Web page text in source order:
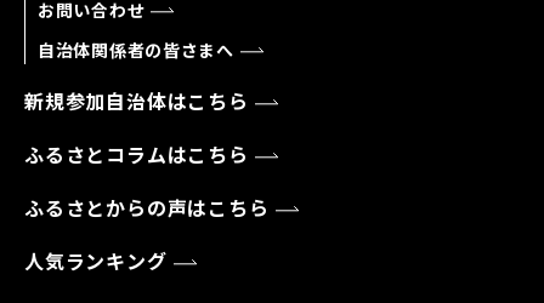
お問い合わせ
自治体関係者の皆さまへ
新規参加自治体はこちら
ふるさとコラムはこちら
ふるさとからの声はこちら
人気ランキング